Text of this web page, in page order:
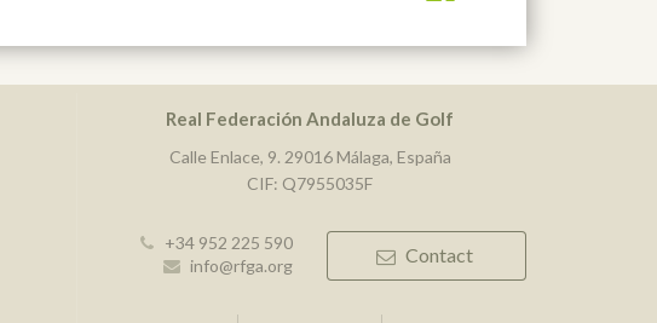
Real Federación Andaluza de Golf
Calle Enlace, 9. 29016 Málaga, España
CIF: Q7955035F
+34 952 225 590
info@rfga.org
Contact